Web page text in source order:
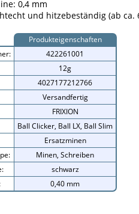
0,4 mm
und hitzebeständig (ab ca.
Produkteigenschaften
422261001
12g
4027177212766
Versandfertig
FRIXION
Ball Clicker, Ball LX, Ball Slim
Ersatzminen
Minen, Schreiben
schwarz
0,40 mm